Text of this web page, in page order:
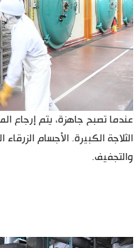
عندما تصبح جاهزة، يتم إرجاع
الثلاجة الكبيرة. الأجسام
والتجفيف.